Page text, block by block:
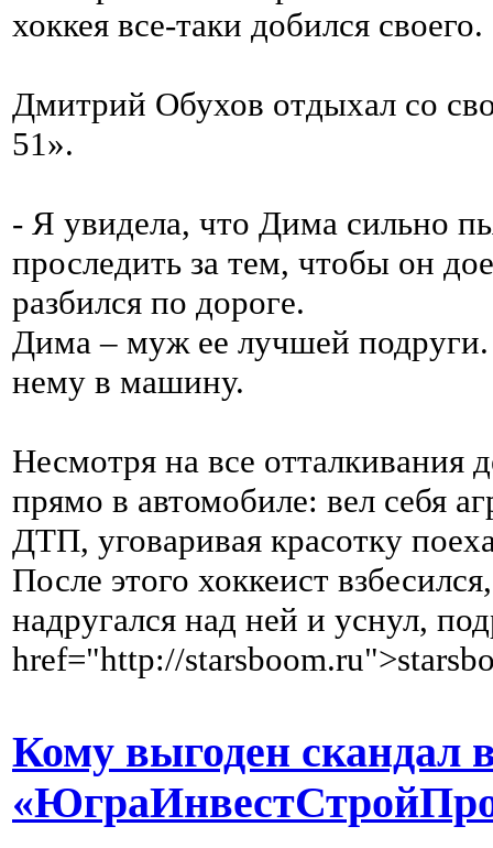
хоккея все-таки добился своего.
Дмитрий Обухов отдыхал со
51».
- Я увидела, что Дима сильно
проследить за тем, чтобы он
разбился по дороге.
Дима – муж ее лучшей подруги.
нему в машину.
Несмотря на все отталкивания
прямо в автомобиле: вел себя
ДТП, уговаривая красотку
После этого хоккеист
надругался над ней и уснул,
href="http://
Кому выгоден скандал